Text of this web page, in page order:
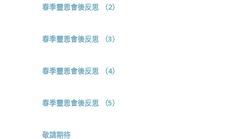
春季靈恩會後反思 （2）
春季靈恩會後反思 （3）
春季靈恩會後反思 （4）
春季靈恩會後反思 （5）
敬請期待